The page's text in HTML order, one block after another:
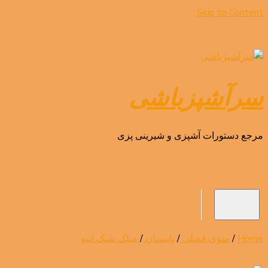
Skip to Content
سرآشپزباشی
مرجع دستورات آشپزی و شیرینی پزی
Home
/ منوی فصلی /تابستان / میلک شیک انبه